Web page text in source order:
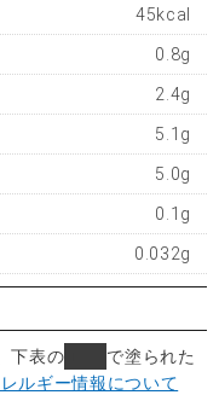
45kcal
0.8g
2.4g
5.1g
5.0g
0.1g
0.032g
下表の
で塗られた
ルギー情報について